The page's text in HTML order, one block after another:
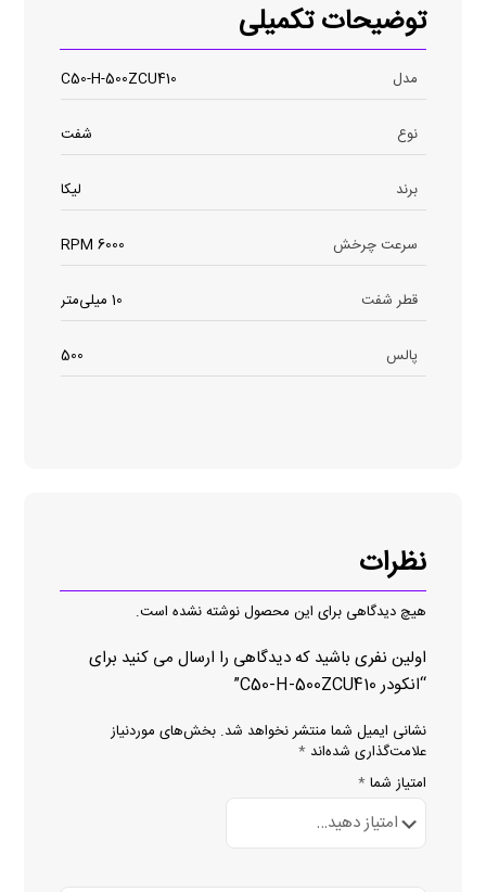
توضیحات تکمیلی
مدل C50-H-500ZCU410
نوع شفت
برند لیکا
سرعت چرخش 6000 RPM
قطر شفت 10 میلی‌متر
پالس 500
نظرات
هیچ دیدگاهی برای این محصول نوشته نشده است.
اولین نفری باشید که دیدگاهی را ارسال می کنید برای
“انکودر C50-H-500ZCU410”
نشانی ایمیل شما منتشر نخواهد شد. بخش‌های موردنیاز
علامت‌گذاری شده‌اند *
امتیاز شما *